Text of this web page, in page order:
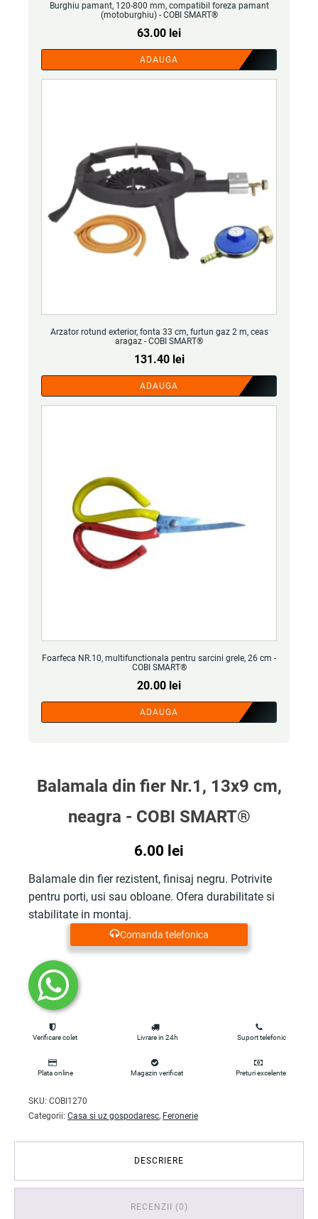
Burghiu pamant, 120-800 mm, compatibil foreza pamant
(motoburghiu) - COBI SMART®
63.00 lei
ADAUGA
Arzator rotund exterior, fonta 33 cm, furtun gaz 2 m, ceas
aragaz - COBI SMART®
131.40 lei
ADAUGA
Foarfeca NR.10, multifunctionala pentru sarcini grele, 26 cm -
COBI SMART®
20.00 lei
ADAUGA
Balamala din fier Nr.1, 13x9 cm,
neagra - COBI SMART®
6.00 lei
Balamale din fier rezistent, finisaj negru. Potrivite
pentru porti, usi sau obloane. Ofera durabilitate si
stabilitate in montaj.
Comanda telefonica
Verificare colet Livrare in 24h Suport telefonic
Plata online Magazin verificat Preturi excelente
SKU: COBI1270
Categorii: Casa si uz gospodaresc, Feronerie
DESCRIERE
RECENZII (0)